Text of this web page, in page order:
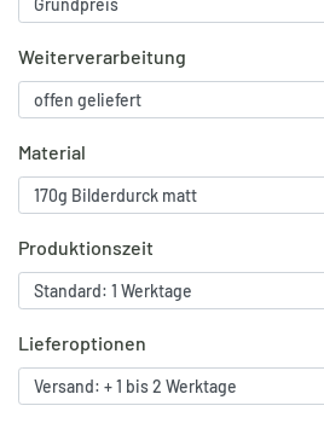
Weiterverarbeitung
Material
Produktionszeit
Lieferoptionen